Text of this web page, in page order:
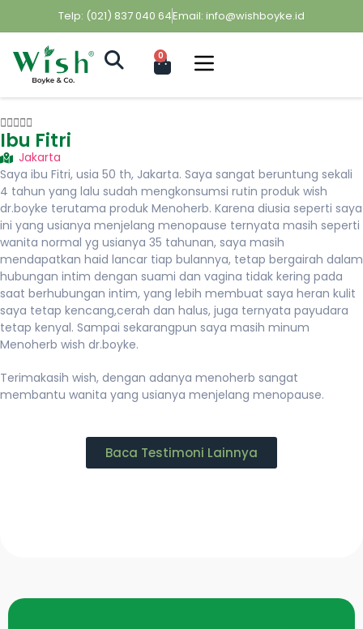
Telp: (021) 837 040 64Email: info@wishboyke.id
0

Ibu Fitri
Jakarta
Saya ibu Fitri, usia 50 th, Jakarta. Saya sangat beruntung sekali
4 tahun yang lalu sudah mengkonsumsi rutin produk wish
dr.boyke terutama produk Menoherb. Karena diusia seperti saya
ini yang usianya menjelang menopause ternyata masih seperti
wanita normal yg usianya 35 tahunan, saya masih
mendapatkan haid lancar tiap bulannya, tetap bergairah dalam
hubungan intim dengan suami dan vagina tidak kering pada
saat berhubungan intim, yang lebih membuat saya heran kulit
saya tetap kencang,cerah dan halus, juga ternyata payudara
tetap kenyal. Sampai sekarangpun saya masih minum
Menoherb wish dr.boyke.
Terimakasih wish, dengan adanya menoherb sangat
membantu wanita yang usianya menjelang menopause.
Baca Testimoni Lainnya